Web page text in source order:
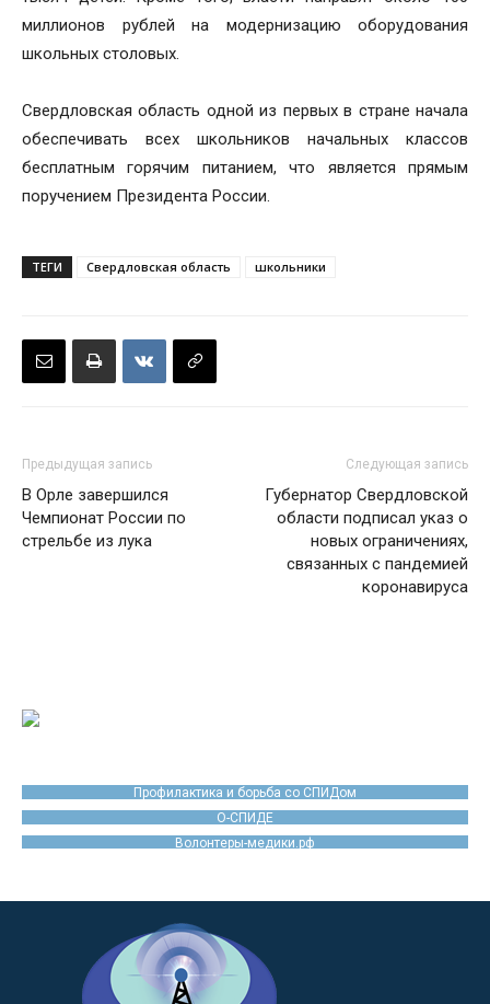
миллионов рублей на модернизацию оборудования
школьных столовых.
Свердловская область одной из первых в стране начала
обеспечивать всех школьников начальных классов
бесплатным горячим питанием, что является прямым
поручением Президента России.
ТЕГИ Свердловская область школьники
Предыдущая запись
В Орле завершился
Чемпионат России по
стрельбе из лука
Следующая запись
Губернатор Свердловской
области подписал указ о
новых ограничениях,
связанных с пандемией
коронавируса
Профилактика и борьба со СПИДом
О-СПИДЕ
Волонтеры-медики.рф